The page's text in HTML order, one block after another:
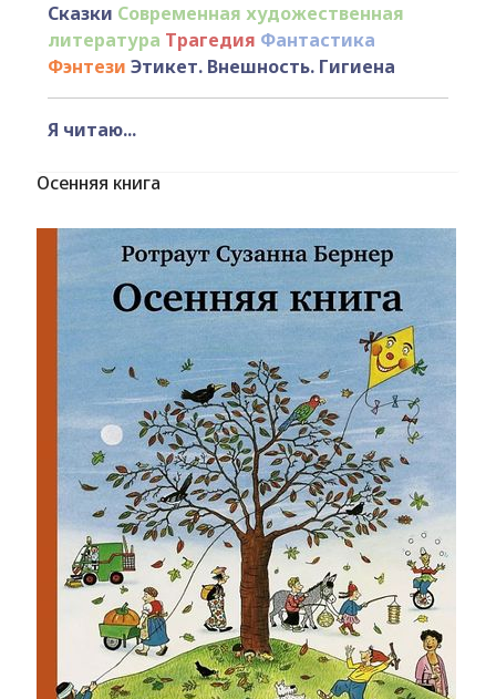
Сказки Современная художественная
литература Трагедия Фантастика
Фэнтези Этикет. Внешность. Гигиена
Я читаю...
Осенняя книга